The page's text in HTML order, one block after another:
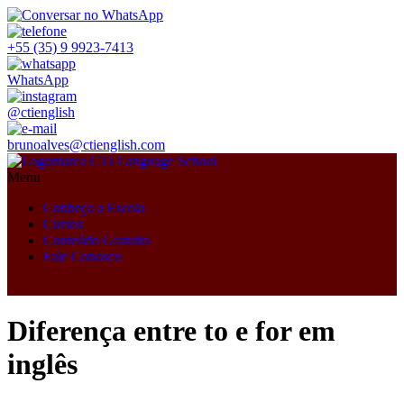
+55 (35) 9 9923-7413
WhatsApp
@ctienglish
brunoalves@ctienglish.com
Menu
Conheça a Escola
Cursos
Conteúdo Gratuito
Fale Conosco
Diferença entre to e for em
inglês